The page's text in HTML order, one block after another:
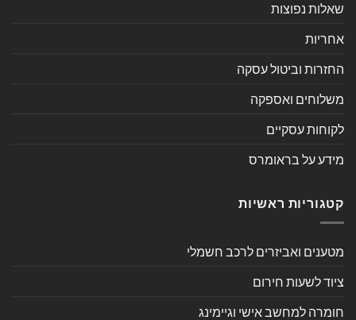
שאלות נפוצות
אחריות
החזרות וביטול עסקה
משלוחים ואספקה
לקוחות עסקיים
מידע על בראומרס
קטגוריות ראשיות
מטענים ואביזרים לרכב חשמלי
ציוד לשעות חירום
חומרה למחשב אישי וגיימינג